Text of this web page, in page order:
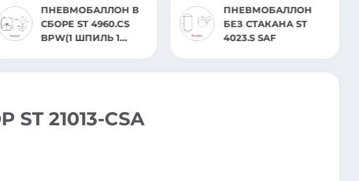
ПНЕВМОБАЛЛОН
БЕЗ СТАКАНА ST
4023.S SAF
ПНЕВМОБАЛЛОН В
СБОРЕ ST 2829.CP
SCHMITZ
21013-CSA